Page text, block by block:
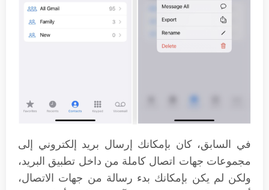
في السابق، كان بإمكانك إرسال بريد إلكتروني إلى
مجموعات جهات اتصال كاملة من داخل تطبيق البريد،
ولكن لم يكن بإمكانك بدء رسالة من جهات الاتصال،